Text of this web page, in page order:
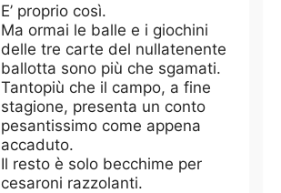
E’ proprio così.
Ma ormai le balle e i giochini
delle tre carte del nullatenente
ballotta sono più che sgamati.
Tantopiù che il campo, a fine
stagione, presenta un conto
pesantissimo come appena
accaduto.
Il resto è solo becchime per
cesaroni razzolanti.